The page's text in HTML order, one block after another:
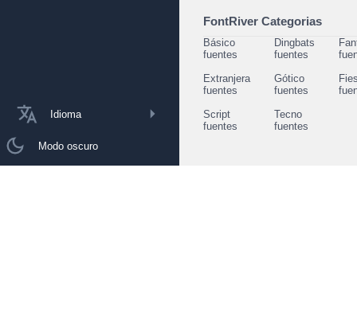
Idioma
Modo oscuro
FontRiver Categorias
Básico
fuentes
Dingbats
fuentes
Extranjera
fuentes
Gótico
fuentes
Script
fuentes
Tecno
fuentes